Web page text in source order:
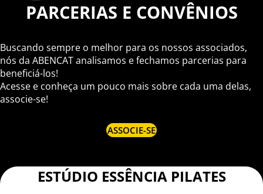
PARCERIAS E CONVÊNIOS
Buscando sempre o melhor para os nossos associados,
nós da ABENCAT analisamos e fechamos parcerias para
beneficiá-los!
Acesse e conheça um pouco mais sobre cada uma delas,
associe-se!
ASSOCIE-SE
ESTÚDIO ESSÊNCIA PILATES